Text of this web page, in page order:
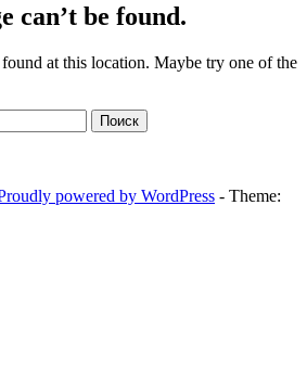
can’t be found.
at this location. Maybe try one of the
powered by WordPress - Theme: